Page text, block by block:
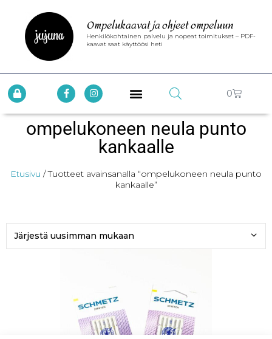
Ompelukaavat ja ohjeet ompeluun
Henkilökohtainen palvelu ja nopeat toimitukset – PDF-
kaavat saat käyttöösi heti
0
ompelukoneen neula punto
kankaalle
Etusivu / Tuotteet avainsanalla “ompelukoneen neula punto
kankaalle”